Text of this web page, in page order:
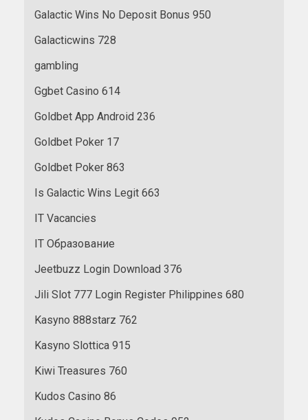
Galactic Wins No Deposit Bonus 950
Galacticwins 728
gambling
Ggbet Casino 614
Goldbet App Android 236
Goldbet Poker 17
Goldbet Poker 863
Is Galactic Wins Legit 663
IT Vacancies
IT Образование
Jeetbuzz Login Download 376
Jili Slot 777 Login Register Philippines 680
Kasyno 888starz 762
Kasyno Slottica 915
Kiwi Treasures 760
Kudos Casino 86